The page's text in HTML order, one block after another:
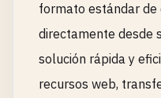
formato estándar de
directamente desde
solución rápida y
recursos web,